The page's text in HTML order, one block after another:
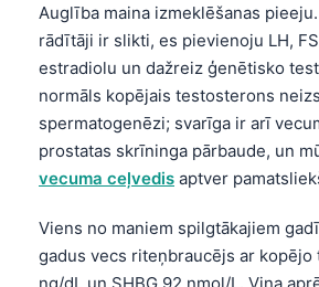
Auglība maina izmeklēšanas
rādītāji ir slikti, es pievienoju LH,
estradiolu un dažreiz ģenētisko
normāls kopējais testosterons
spermatogenēzi; svarīga ir arī
prostatas skrīninga pārbaude, un
vecuma ceļvedis aptver
Viens no maniem spilgtākajiem
gadus vecs riteņbraucējs ar
ng/dL un SHBG 92 nmol/L. Viņa
Dansk
Bahasa Indonesia
Հայերեն
Íslenska
Српски језик
Svenska